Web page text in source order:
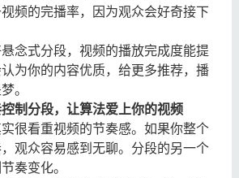
频的完播率，因为观众会好奇接下
念式分段，视频的播放完成度能提
为你的内容优质，给更多推荐，播
。
制分段，让算法爱上你的视频
很看重视频的节奏感。如果你整个
观众容易感到无聊。分段的另一个
奏变化。